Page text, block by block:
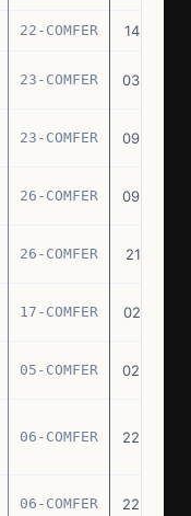
22-COMFER 14.07.75
23-COMFER 03.09.75
23-COMFER 09.09.75
26-COMFER 09.09.75
26-COMFER 21.10.75
17-COMFER 02.01.76
05-COMFER 02.02.76
06-COMFER 22.04.76
06-COMFER 22.04.76